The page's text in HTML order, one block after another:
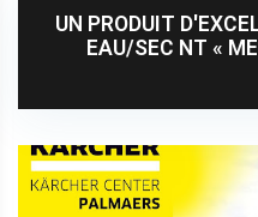
UN PRODUIT
EAU/SEC NT «